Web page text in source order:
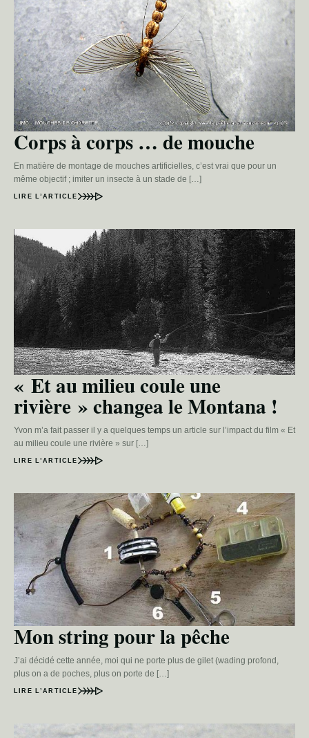
Corps à corps … de mouche
En matière de montage de mouches artificielles, c’est vrai que pour un
même objectif ; imiter un insecte à un stade de […]
LIRE L’ARTICLE
« Et au milieu coule une
rivière » changea le Montana !
Yvon m’a fait passer il y a quelques temps un article sur l’impact du film « Et
au milieu coule une rivière » sur […]
LIRE L’ARTICLE
Mon string pour la pêche
J’ai décidé cette année, moi qui ne porte plus de gilet (wading profond,
plus on a de poches, plus on porte de […]
LIRE L’ARTICLE